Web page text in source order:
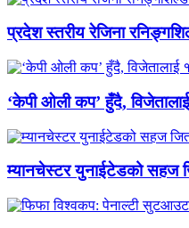
प्रदेश स्तरीय रेजिना
‘केपी ओली कप’ हुँदै,
म्यानचेस्टर युनाईटेडको सहज